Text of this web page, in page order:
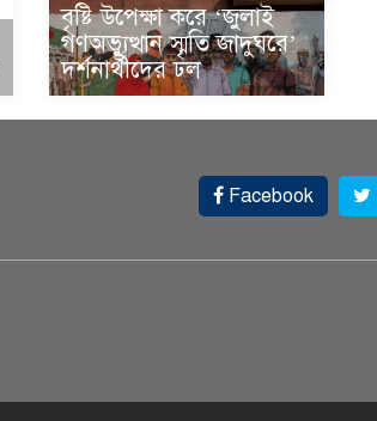
বৃষ্টি উপেক্ষা করে ‘জুলাই
গণঅভ্যুত্থান স্মৃতি জাদুঘরে’
দর্শনার্থীদের ঢল
Facebook